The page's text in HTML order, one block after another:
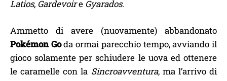
Latios, Gardevoire Gyarados.
Ammetto di avere (nuovamente) abbandonato
Pokémon Goda ormai parecchio tempo, avviando il
gioco solamente per schiudere le uova ed ottenere
le caramelle con la Sincroavventura, ma l’arrivo di